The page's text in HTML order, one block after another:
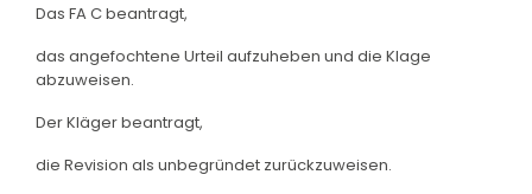
Das FA C beantragt,
das angefochtene Urteil aufzuheben und die Klage
abzuweisen.
Der Kläger beantragt,
die Revision als unbegründet zurückzuweisen.